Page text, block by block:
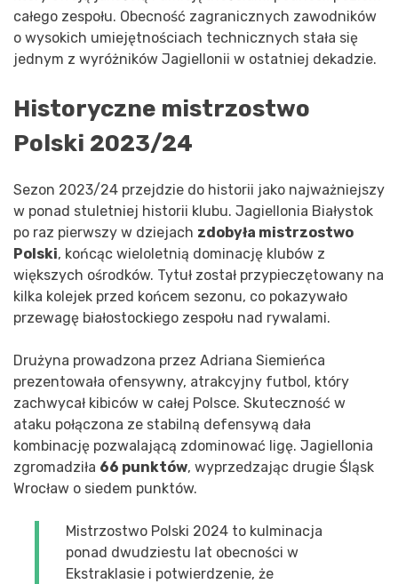
całego zespołu. Obecność zagranicznych zawodników
o wysokich umiejętnościach technicznych stała się
jednym z wyróżników Jagiellonii w ostatniej dekadzie.
Historyczne mistrzostwo
Polski 2023/24
Sezon 2023/24 przejdzie do historii jako najważniejszy
w ponad stuletniej historii klubu. Jagiellonia Białystok
po raz pierwszy w dziejach zdobyła mistrzostwo
Polski, końcąc wieloletnią dominację klubów z
większych ośrodków. Tytuł został przypieczętowany na
kilka kolejek przed końcem sezonu, co pokazywało
przewagę białostockiego zespołu nad rywalami.
Drużyna prowadzona przez Adriana Siemieńca
prezentowała ofensywny, atrakcyjny futbol, który
zachwycał kibiców w całej Polsce. Skuteczność w
ataku połączona ze stabilną defensywą dała
kombinację pozwalającą zdominować ligę. Jagiellonia
zgromadziła 66 punktów, wyprzedzając drugie Śląsk
Wrocław o siedem punktów.
Mistrzostwo Polski 2024 to kulminacja
ponad dwudziestu lat obecności w
Ekstraklasie i potwierdzenie, że